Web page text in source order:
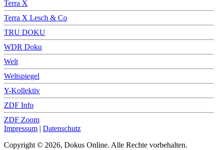
Terra X
Terra X Lesch & Co
TRU DOKU
WDR Doku
Welt
Weltspiegel
Y-Kollektiv
ZDF Info
ZDF Zoom
Impressum | Datenschutz
Copyright © 2026, Dokus Online. Alle Rechte vorbehalten.